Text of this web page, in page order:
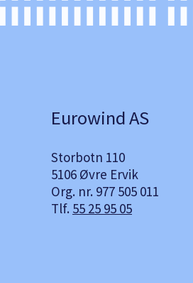
Eurowind AS
Storbotn 110
5106 Øvre Ervik
Org. nr. 977 505 011
Tlf. 55 25 95 05